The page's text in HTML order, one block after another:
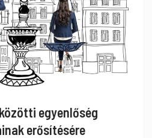
egyenlőség
erősítésére